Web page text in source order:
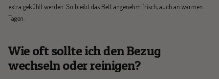
extra gekühlt werden. So bleibt das Bett angenehm frisch, auch an warmen
Tagen.
Wie oft sollte ich den Bezug
wechseln oder reinigen?